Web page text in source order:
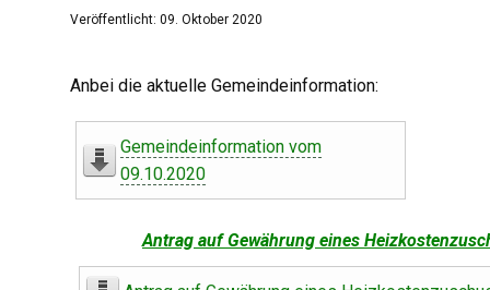
Veröffentlicht: 09. Oktober 2020
Anbei die aktuelle Gemeindeinformation:
Gemeindeinformation vom
09.10.2020
Antrag auf Gewährung eines